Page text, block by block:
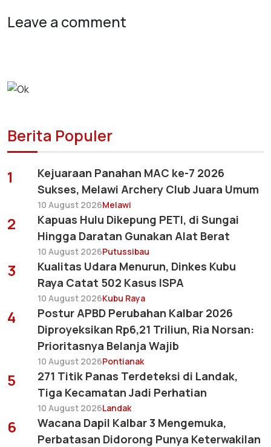
Leave a comment
Berita Populer
1
Kejuaraan Panahan MAC ke-7 2026
Sukses, Melawi Archery Club Juara Umum
10 August 2026Melawi
2
Kapuas Hulu Dikepung PETI, di Sungai
Hingga Daratan Gunakan Alat Berat
10 August 2026Putussibau
3
Kualitas Udara Menurun, Dinkes Kubu
Raya Catat 502 Kasus ISPA
10 August 2026Kubu Raya
4
Postur APBD Perubahan Kalbar 2026
Diproyeksikan Rp6,21 Triliun, Ria Norsan:
Prioritasnya Belanja Wajib
10 August 2026Pontianak
5
271 Titik Panas Terdeteksi di Landak,
Tiga Kecamatan Jadi Perhatian
10 August 2026Landak
6
Wacana Dapil Kalbar 3 Mengemuka,
Perbatasan Didorong Punya Keterwakilan